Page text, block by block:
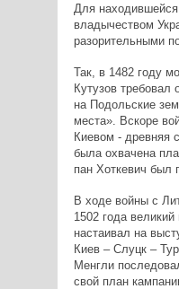
Для
владычеством
разорительными
Так, в 1482 году
Кутузов требовал
на Подольские
места». Вскоре
Киевом - древняя
была охвачена
пан Хоткевич был
В ходе войны с
1502 года великий
настаивал на
Киев – Слуцк –
Менгли
свой план